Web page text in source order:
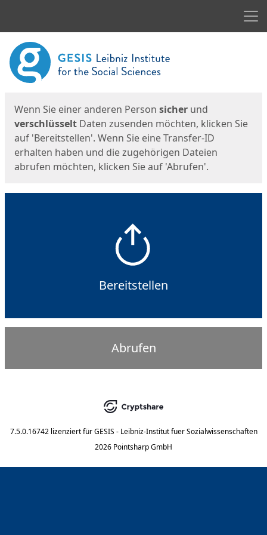
Start
Wenn Sie einer anderen Person sicher und
verschlüsselt Daten zusenden möchten, klicken Sie
auf 'Bereitstellen'. Wenn Sie eine Transfer-ID
erhalten haben und die zugehörigen Dateien
abrufen möchten, klicken Sie auf 'Abrufen'.
Bereitstellen
Abrufen
7.5.0.16742 lizenziert für GESIS - Leibniz-Institut fuer Sozialwissenschaften
2026 Pointsharp GmbH